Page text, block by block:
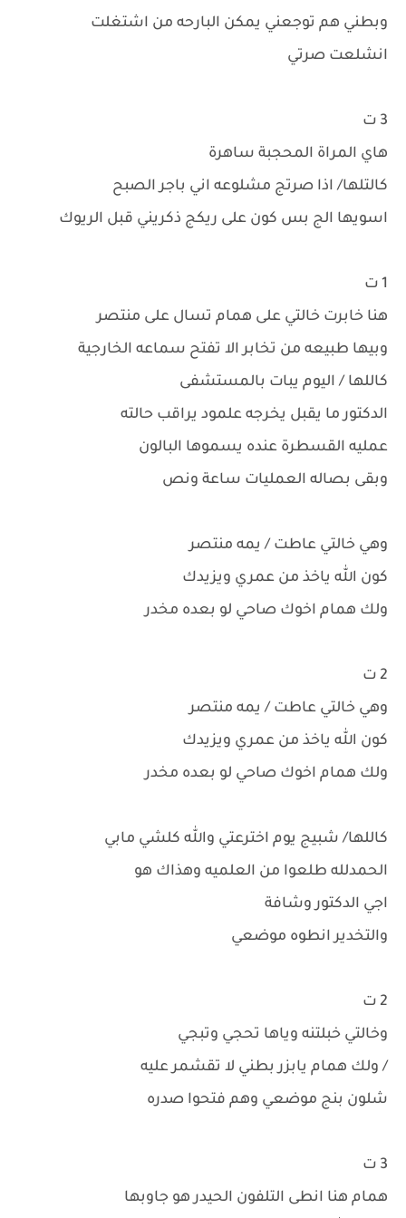
وبطني هم توجعني يمكن البارحه من اشتغلت
انشلعت صرتي
3 ت
هاي المراة المحجبة ساهرة
كالتلها/ اذا صرتج مشلوعه اني باجر الصبح
اسويها الج بس كون على ريكج ذكريني قبل الريوك
1 ت
هنا خابرت خالتي على همام تسال على منتصر
وبيها طبيعه من تخابر الا تفتح سماعه الخارجية
كاللها / اليوم يبات بالمستشفى
الدكتور ما يقبل يخرجه علمود يراقب حالته
عمليه القسطرة عنده يسموها البالون
وبقى بصاله العمليات ساعة ونص
وهي خالتي عاطت / يمه منتصر
كون الله ياخذ من عمري ويزيدك
ولك همام اخوك صاحي لو بعده مخدر
2 ت
وهي خالتي عاطت / يمه منتصر
كون الله ياخذ من عمري ويزيدك
ولك همام اخوك صاحي لو بعده مخدر
كاللها/ شبيج يوم اخترعتي والله كلشي مابي
الحمدلله طلعوا من العلميه وهذاك هو
اجي الدكتور وشافة
والتخدير انطوه موضعي
2 ت
وخالتي خبلتنه وياها تحجي وتبجي
/ ولك همام يابزر بطني لا تقشمر عليه
شلون بنج موضعي وهم فتحوا صدره
3 ت
همام هنا انطى التلفون الحيدر هو جاوبها